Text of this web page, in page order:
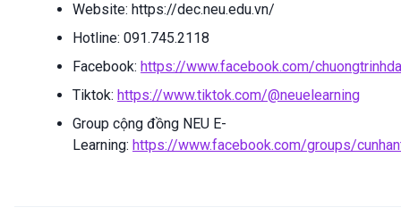
Website: https://dec.neu.edu.vn/
Hotline: 091.745.2118
Facebook: https://www.facebook.com/
Tiktok: https://www.tiktok.com/@neuelearning
Group cộng đồng NEU E-
Learning: https://www.facebook.com/groups/